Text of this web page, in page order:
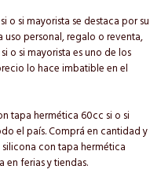
o si mayorista se destaca por su
personal, regalo o reventa,
o si mayorista es uno de los
lo hace imbatible en el
tapa hermética 60cc si o si
el país. Comprá en cantidad y
con tapa hermética
en ferias y tiendas.